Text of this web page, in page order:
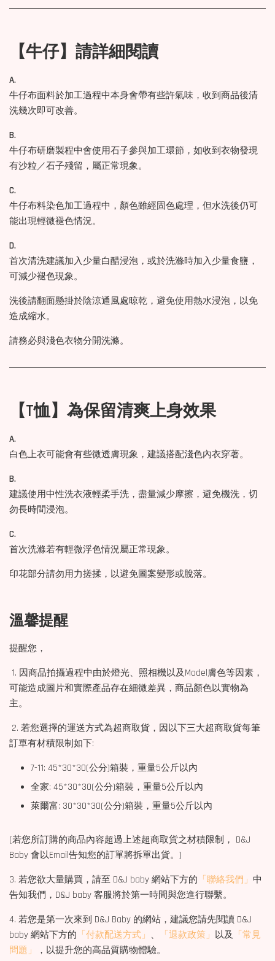
【牛仔】請詳細閱讀
A.
牛仔布面料於加工過程中本身會帶有些許氣味，收到商品後清
洗幾次即可改善。
B.
牛仔布研磨製程中會使用石子參與加工環節，如收到衣物發現
有沙粒／石子殘留，屬正常現象。
C.
牛仔布料染色加工過程中，顏色雖經固色處理，但水洗後仍可
能出現輕微褪色情況。
D.
首次清洗建議加入少量白醋浸泡，或於洗滌時加入少量食鹽，
可減少褪色現象。
洗後請翻面懸掛於陰涼通風處晾乾，避免使用熱水浸泡，以免
造成縮水。
請務必與淺色衣物分開洗滌。
【T恤】為保留清爽上身效果
A.
白色上衣可能會有些微透膚現象，建議搭配淺色內衣穿著。
B.
建議使用中性洗衣液輕柔手洗，盡量減少摩擦，避免機洗，切
勿長時間浸泡。
C.
首次洗滌若有輕微浮色情況屬正常現象。
印花部分請勿用力搓揉，以避免圖案變形或脫落。
溫馨提醒
提醒您，
1. 因商品拍攝過程中由於燈光、照相機以及Model膚色等因素，
可能造成圖片和實際產品存在細微差異，商品顏色以實物為
主。
2. 若您選擇的運送方式為超商取貨，因以下三大超商取貨每筆
訂單有材積限制如下:
7-11: 45*30*30(公分)箱裝，重量5公斤以內
全家: 45*30*30(公分)箱裝，重量5公斤以內
萊爾富: 30*30*30(公分)箱裝，重量5公斤以內
(若您所訂購的商品內容超過上述超商取貨之材積限制， D&J
Baby 會以Email告知您的訂單將拆單出貨。)
3. 若您欲大量購買，請至 D&J baby 網站下方的 「聯絡我們」 中
告知我們，D&J baby 客服將於第一時間與您進行聯繫。
4. 若您是第一次來到 D&J Baby 的網站，建議您請先閱讀 D&J
baby 網站下方的 「付款配送方式」 、 「退款政策」 以及 「常見
問題」
，以提升您的高品質購物體驗。